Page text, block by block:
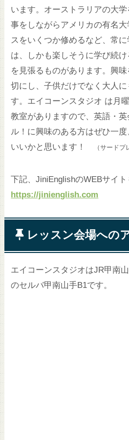
います。オーストラリアの大
事をしながらアメリカの有名
スをいくつか修めるなど、常
は、しかも楽しそうに学び続
を見張るものがあります。興
切にし、子供だけでなく大人
す。エイコーンスタジオ は月
教室がありますので、英語・
ル！に興味のある方はぜひ一
いいかと思います！
（サードプ
下記、JiniEnglishのWEBサイト
https://jinienglish.com
レッスン会場への
エイコーンスタジオはJR甲南
のセルバ甲南山手B1です。